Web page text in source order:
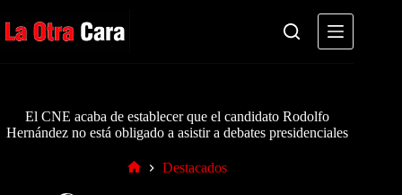
al
contenido
El CNE acaba de establecer que el candidato Rodolfo
Hernández no está obligado a asistir a debates presidenciales
Destacados